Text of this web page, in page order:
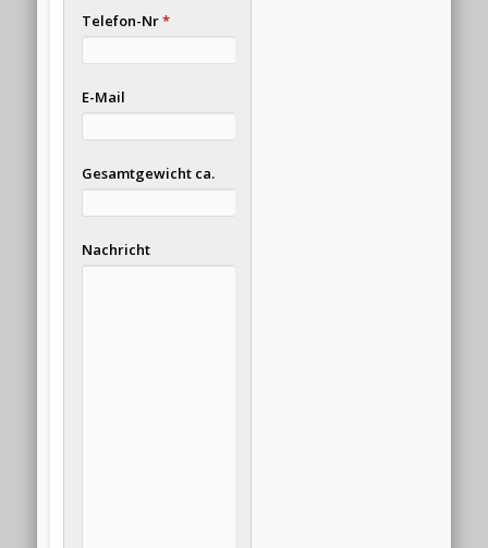
Telefon-Nr*
E-Mail
Gesamtgewicht ca.
Nachricht